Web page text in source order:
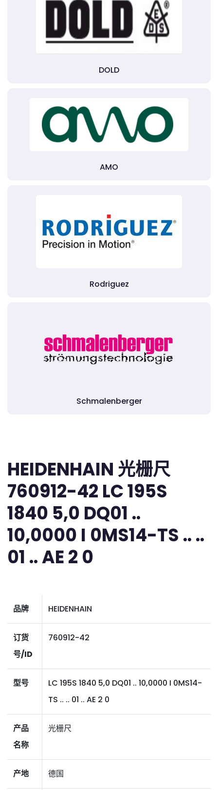
DOLD
AMO
Rodriguez
Schmalenberger
HEIDENHAIN 光栅尺
760912-42 LC 195S
1840 5,0 DQ01 ..
10,0000 I 0MS14-TS .. ..
01 .. AE 2 0
品牌 HEIDENHAIN
订货
号/ID
760912-42
型号
LC 195S 1840 5,0 DQ01 .. 10,0000 I 0MS14-
TS .. .. 01 .. AE 2 0
产品
名称
光栅尺
产地 德国